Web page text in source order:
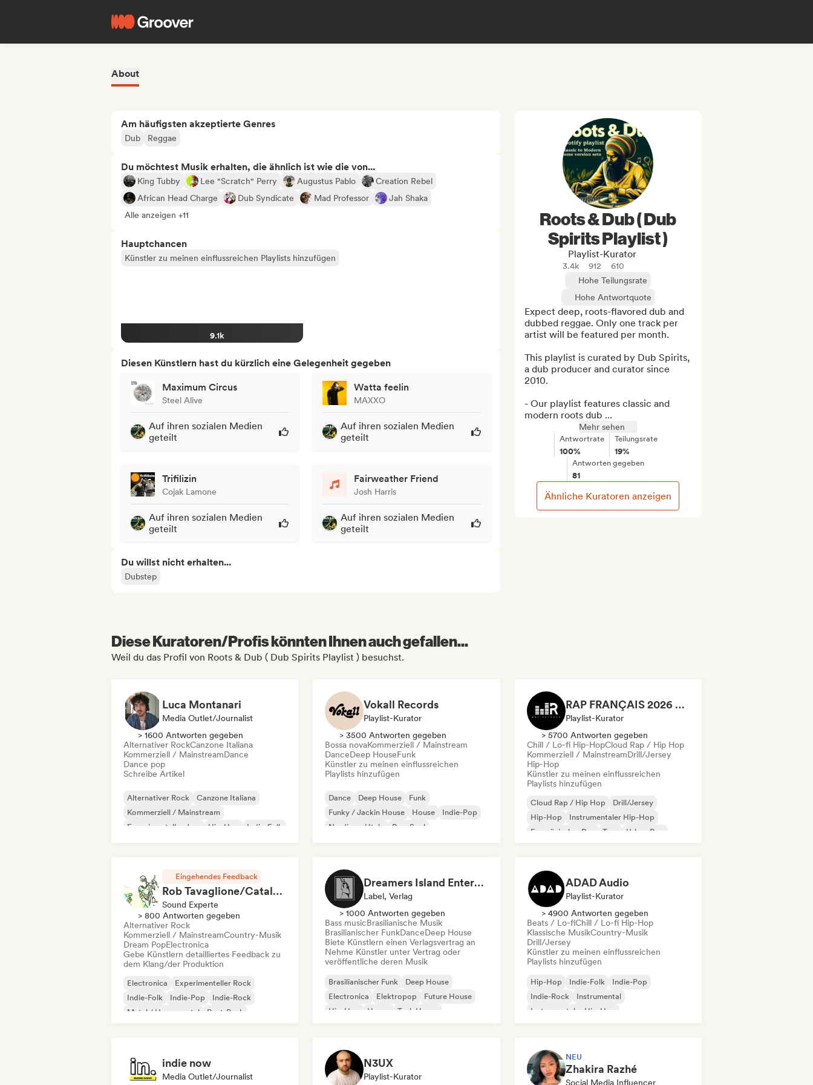
About
Am häufigsten akzeptierte Genres
Dub Reggae
Du möchtest Musik erhalten, die ähnlich ist wie die von...
King Tubby Lee "Scratch" Perry Augustus Pablo
Creation Rebel
African Head Charge
Dub Syndicate Mad Professor
Jah Shaka
Alle anzeigen +11
Hauptchancen
Künstler zu meinen einflussreichen Playlists hinzufügen
9.1k
Diesen Künstlern hast du kürzlich eine Gelegenheit gegeben
Maximum Circus
Steel Alive
Auf ihren sozialen Medien
geteilt
Watta feelin
MAXXO
Auf ihren sozialen Medien
geteilt
Trifilizin
Cojak Lamone
Auf ihren sozialen Medien
geteilt
Fairweather Friend
Josh Harris
Auf ihren sozialen Medien
geteilt
Du willst nicht erhalten...
Dubstep
Roots & Dub ( Dub
Spirits Playlist )
Playlist-Kurator
3.4k 912
610
Hohe Teilungsrate
Hohe Antwortquote
Expect deep, roots-flavored dub and
dubbed reggae. Only one track per
artist will be featured per month.
This playlist is curated by Dub Spirits,
a dub producer and curator since
2010.
- Our playlist features classic and
modern roots dub ...
Mehr sehen
Antwortrate
100%
Teilungsrate
19%
Antworten gegeben
81
Ähnliche Kuratoren anzeigen
Diese Kuratoren/Profis könnten Ihnen auch gefallen...
Weil du das Profil von Roots & Dub ( Dub Spirits Playlist ) besuchst.
Luca Montanari
Media Outlet/Journalist
> 1600 Antworten gegeben
Alternativer RockCanzone Italiana
Kommerziell / MainstreamDance
Dance pop
Schreibe Artikel
Alternativer Rock
Canzone Italiana
Kommerziell / Mainstream
Experimenteller Jazz
Hip-Hop
Indie-Folk
Vokall Records
Playlist-Kurator
> 3500 Antworten gegeben
Bossa novaKommerziell / Mainstream
DanceDeep HouseFunk
Künstler zu meinen einflussreichen
Playlists hinzufügen
Dance Deep House
Funk
Funky / Jackin House
House
Indie-Pop
Nu-disco / Italo
Pop-Soul
RAP FRANÇAIS 2026 🔥🇫🇷 (Way Records)
Playlist-Kurator
> 5700 Antworten gegeben
Chill / Lo-fi Hip-HopCloud Rap / Hip Hop
Kommerziell / MainstreamDrill/Jersey
Hip-Hop
Künstler zu meinen einflussreichen
Playlists hinzufügen
Cloud Rap / Hip Hop
Drill/Jersey
Hip-Hop
Instrumentaler Hip-Hop
Französischer Rap
Trap
Urban Pop
Eingehendes Feedback
Rob Tavaglione/Catalyst Recording
Sound Experte
> 800 Antworten gegeben
Alternativer Rock
Kommerziell / MainstreamCountry-Musik
Dream PopElectronica
Gebe Künstlern detailliertes Feedback zu
dem Klang/der Produktion
Electronica
Experimenteller Rock
Indie-Folk
Indie-Pop
Indie-Rock
Metal / Heavy metal
Post-Punk
Dreamers Island Entertainment
Label, Verlag
> 1000 Antworten gegeben
Bass musicBrasilianische Musik
Brasilianischer FunkDanceDeep House
Biete Künstlern einen Verlagsvertrag an
Nehme Künstler unter Vertrag oder
veröffentliche deren Musik
Brasilianischer Funk
Deep House
Electronica
Elektropop
Future House
Hip-Hop
House Tech House
ADAD Audio
Playlist-Kurator
> 4900 Antworten gegeben
Beats / Lo-fiChill / Lo-fi Hip-Hop
Klassische MusikCountry-Musik
Drill/Jersey
Künstler zu meinen einflussreichen
Playlists hinzufügen
Hip-Hop Indie-Folk
Indie-Pop
Indie-Rock
Instrumental
Instrumentaler Hip-Hop
indie now
Media Outlet/Journalist
N3UX
Playlist-Kurator
NEU
Zhakira Razhé
Social Media Influencer